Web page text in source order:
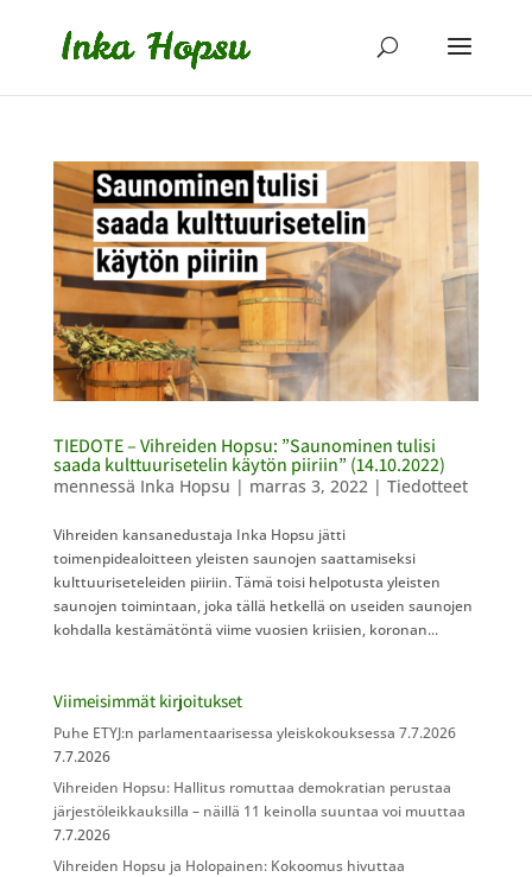
TIEDOTE – Vihreiden Hopsu: ”Saunominen tulisi
saada kulttuurisetelin käytön piiriin” (14.10.2022)
mennessä Inka Hopsu | marras 3, 2022 | Tiedotteet
Vihreiden kansanedustaja Inka Hopsu jätti
toimenpidealoitteen yleisten saunojen saattamiseksi
kulttuuriseteleiden piiriin. Tämä toisi helpotusta yleisten
saunojen toimintaan, joka tällä hetkellä on useiden saunojen
kohdalla kestämätöntä viime vuosien kriisien, koronan...
Viimeisimmät kirjoitukset
Puhe ETYJ:n parlamentaarisessa yleiskokouksessa 7.7.2026
7.7.2026
Vihreiden Hopsu: Hallitus romuttaa demokratian perustaa
järjestöleikkauksilla – näillä 11 keinolla suuntaa voi muuttaa
7.7.2026
Vihreiden Hopsu ja Holopainen: Kokoomus hivuttaa